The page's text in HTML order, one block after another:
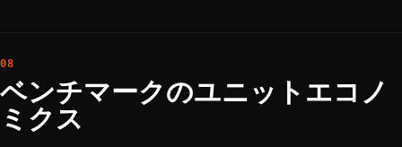
ベンチマークのユニットエコノ
ミクス